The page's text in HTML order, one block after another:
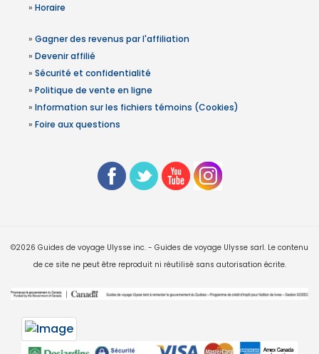
» Horaire
» Gagner des revenus par l'affiliation
» Devenir affilié
» Sécurité et confidentialité
» Politique de vente en ligne
» Information sur les fichiers témoins (Cookies)
» Foire aux questions
©2026 Guides de voyage Ulysse inc. - Guides de voyage Ulysse sarl. Le contenu
de ce site ne peut être reproduit ni réutilisé sans autorisation écrite.